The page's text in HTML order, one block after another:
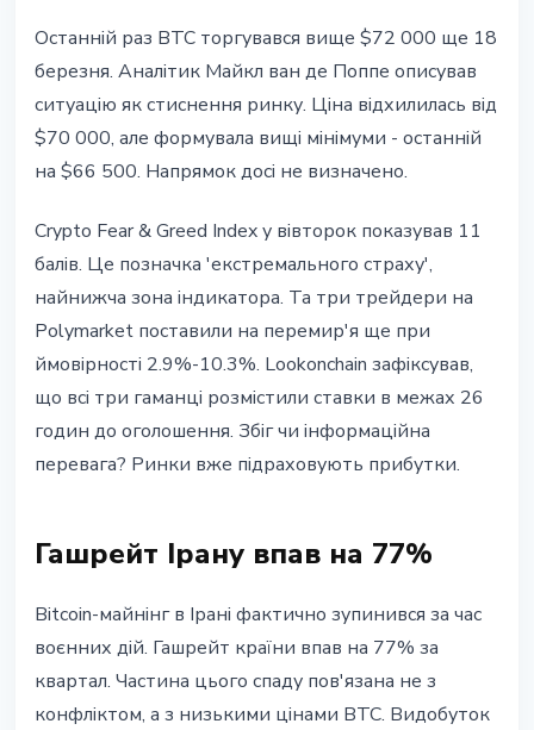
Останній раз BTC торгувався вище $72 000 ще 18
березня. Аналітик Майкл ван де Поппе описував
ситуацію як стиснення ринку. Ціна відхилилась від
$70 000, але формувала вищі мінімуми - останній
на $66 500. Напрямок досі не визначено.
Crypto Fear & Greed Index у вівторок показував 11
балів. Це позначка 'екстремального страху',
найнижча зона індикатора. Та три трейдери на
Polymarket поставили на перемир'я ще при
ймовірності 2.9%-10.3%. Lookonchain зафіксував,
що всі три гаманці розмістили ставки в межах 26
годин до оголошення. Збіг чи інформаційна
перевага? Ринки вже підраховують прибутки.
Гашрейт Ірану впав на 77%
Bitcoin-майнінг в Ірані фактично зупинився за час
воєнних дій. Гашрейт країни впав на 77% за
квартал. Частина цього спаду пов'язана не з
конфліктом, а з низькими цінами BTC. Видобуток